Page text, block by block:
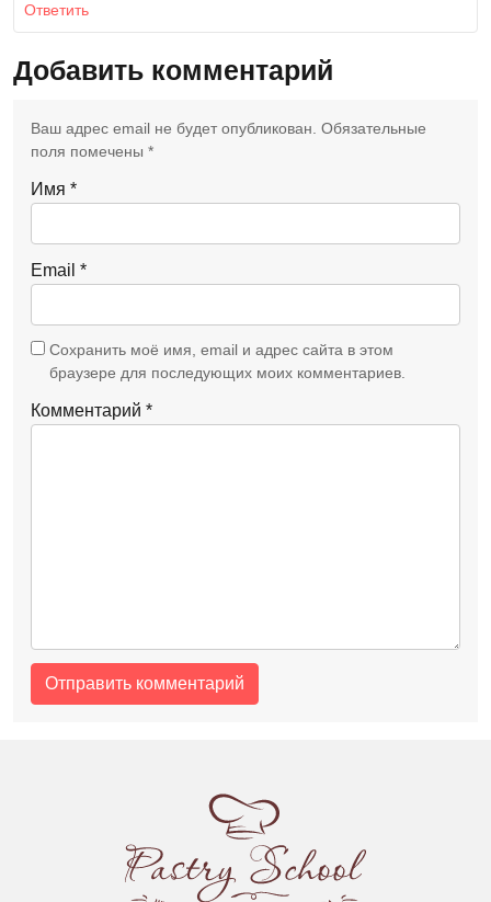
Ответить
Добавить комментарий
Ваш адрес email не будет опубликован. Обязательные
поля помечены *
Комментарий *
Имя *
Email *
Сохранить моё имя, email и адрес сайта в этом
браузере для последующих моих комментариев.